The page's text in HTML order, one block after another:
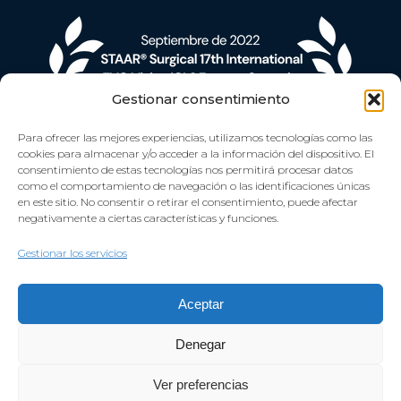
Gestionar consentimiento
Para ofrecer las mejores experiencias, utilizamos tecnologías como las
cookies para almacenar y/o acceder a la información del dispositivo. El
consentimiento de estas tecnologías nos permitirá procesar datos
como el comportamiento de navegación o las identificaciones únicas
en este sitio. No consentir o retirar el consentimiento, puede afectar
negativamente a ciertas características y funciones.
Gestionar los servicios
Aceptar
Denegar
Ver preferencias